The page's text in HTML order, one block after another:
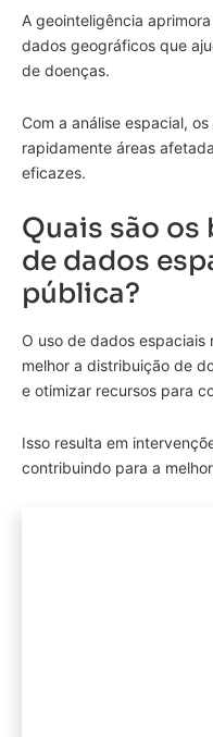
A geointeligência
dados geográficos que
de doenças.
Com a análise espacial,
rapidamente áreas
eficazes.
Quais são
de dados
pública?
O uso de dados
melhor a distribuição de
e otimizar recursos para
Isso resulta em
contribuindo para a